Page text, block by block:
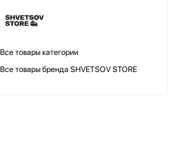
Все товары категории
Все товары бренда SHVETSOV STORE